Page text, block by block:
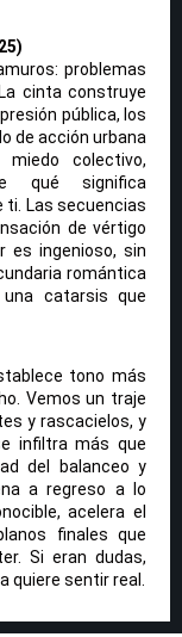
problemas
cinta construye
pública, los
de acción urbana
colectivo,
qué significa
ti. Las secuencias
de vértigo
es ingenioso, sin
romántica
catarsis que
tono más
Vemos un traje
y rascacielos, y
infiltra más que
del balanceo y
a regreso a lo
acelera el
finales que
Si eran dudas,
quiere sentir real.